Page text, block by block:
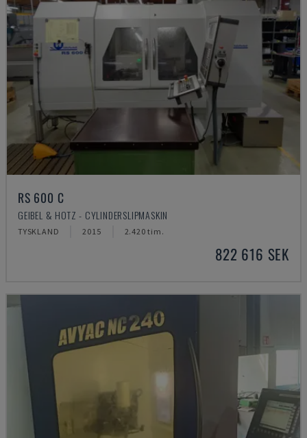
RS 600 C
GEIBEL & HOTZ - CYLINDERSLIPMASKIN
TYSKLAND 2015 2.420 tim.
822 616 SEK